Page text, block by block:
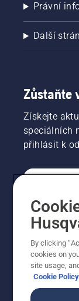
Právní
Další
Zůstaňte
Získejte
speciálních
přihlásit k
By clicking
cookies on
site usage,
Cookie Policy